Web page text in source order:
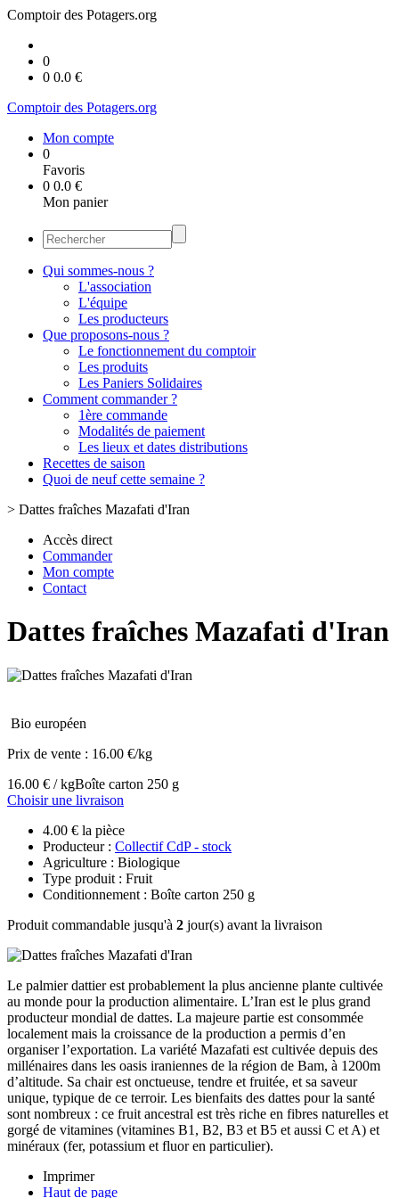
Comptoir des Potagers.org
0
0 0.0 €
Comptoir des Potagers.org
Mon compte
0
Favoris
0 0.0 €
Mon panier
Qui sommes-nous ?
L'association
L'équipe
Les producteurs
Que proposons-nous ?
Le fonctionnement du comptoir
Les produits
Les Paniers Solidaires
Comment commander ?
1ère commande
Modalités de paiement
Les lieux et dates distributions
Recettes de saison
Quoi de neuf cette semaine ?
> Dattes fraîches Mazafati d'Iran
Accès direct
Commander
Mon compte
Contact
Dattes fraîches Mazafati d'Iran
Bio européen
Prix de vente : 16.00 €/kg
16.00 € / kgBoîte carton 250 g
Choisir une livraison
4.00 € la pièce
Producteur : Collectif CdP - stock
Agriculture : Biologique
Type produit : Fruit
Conditionnement : Boîte carton 250 g
Produit commandable jusqu'à 2 jour(s) avant la livraison
Le palmier dattier est probablement la plus ancienne plante cultivée
au monde pour la production alimentaire. L’Iran est le plus grand
producteur mondial de dattes. La majeure partie est consommée
localement mais la croissance de la production a permis d’en
organiser l’exportation. La variété Mazafati est cultivée depuis des
millénaires dans les oasis iraniennes de la région de Bam, à 1200m
d’altitude. Sa chair est onctueuse, tendre et fruitée, et sa saveur
unique, typique de ce terroir. Les bienfaits des dattes pour la santé
sont nombreux : ce fruit ancestral est très riche en fibres naturelles et
gorgé de vitamines (vitamines B1, B2, B3 et B5 et aussi C et A) et
minéraux (fer, potassium et fluor en particulier).
Imprimer
Haut de page